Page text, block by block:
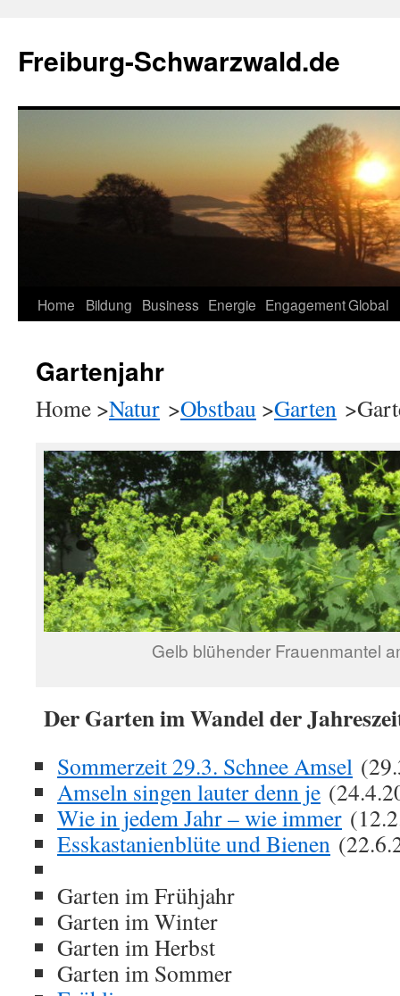
springen
Freiburg-Schwarzwald.de
Home Bildung Business Energie EngagementGlobal
Gartenjahr
Home >Natur >Obstbau >Garten
Gelb blühender Frauenmantel
Der Garten im Wandel der
Sommerzeit 29.3. Schnee Amsel
Amseln singen lauter denn je
Wie in jedem Jahr – wie immer
Esskastanienblüte und Bienen
Garten im Frühjahr
Garten im Winter
Garten im Herbst
Garten im Sommer